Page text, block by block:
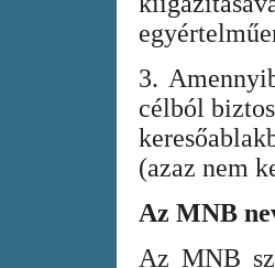
3.
célból
(azaz nem
Az MNB
Az MNB